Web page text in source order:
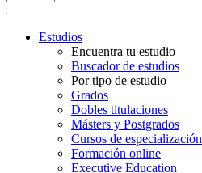
Estudios
Encuentra tu estudio
Buscador de estudios
Por tipo de estudio
Grados
Dobles titulaciones
Másters y Postgrados
Cursos de especialización
Formación online
Executive Education